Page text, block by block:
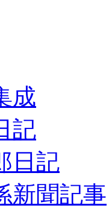
成
記
日記
新聞記事